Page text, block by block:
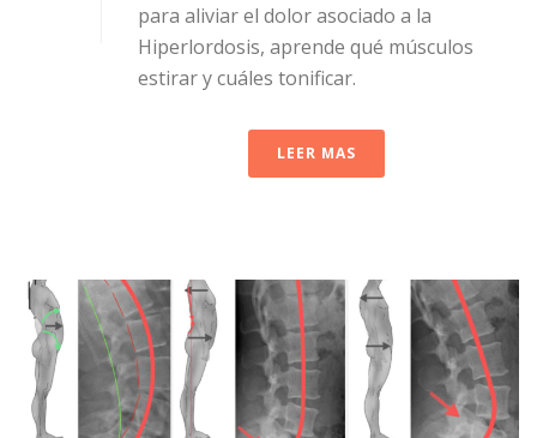
para aliviar el dolor asociado a la
Hiperlordosis, aprende qué músculos
estirar y cuáles tonificar.
LEER MAS